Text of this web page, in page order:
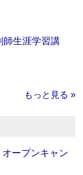
生涯学習講
もっと見る »
ープンキャン